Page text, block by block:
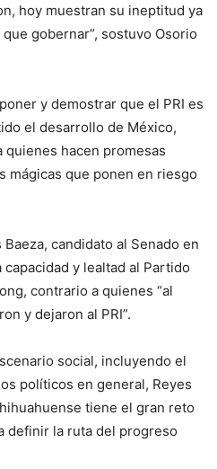
hoy muestran su ineptitud ya
gobernar”, sostuvo Osorio
y demostrar que el PRI es
el desarrollo de México,
quienes hacen promesas
mágicas que ponen en riesgo
candidato al Senado en
y lealtad al Partido
contrario a quienes “al
y dejaron al PRI”.
social, incluyendo el
políticos en general, Reyes
tiene el gran reto
definir la ruta del progreso